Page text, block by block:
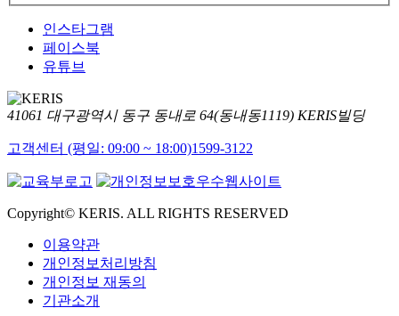
인스타그램
페이스북
유튜브
41061 대구광역시 동구 동내로 64(동내동1119) KERIS빌딩
고객센터 (평일: 09:00 ~ 18:00)1599-3122
Copyright© KERIS. ALL RIGHTS RESERVED
이용약관
개인정보처리방침
개인정보 재동의
기관소개